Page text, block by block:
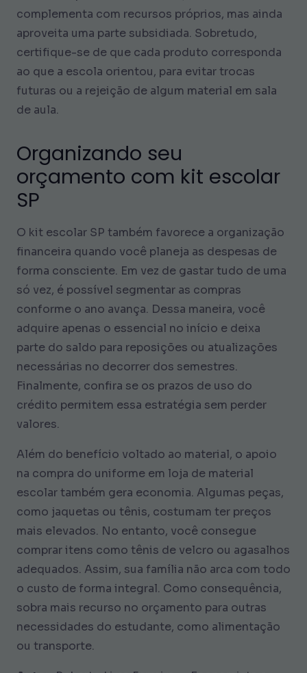
complementa com recursos próprios, mas ainda
aproveita uma parte subsidiada. Sobretudo,
certifique-se de que cada produto corresponda
ao que a escola orientou, para evitar trocas
futuras ou a rejeição de algum material em sala
de aula.
Organizando seu
orçamento com kit escolar
SP
O kit escolar SP também favorece a organização
financeira quando você planeja as despesas de
forma consciente. Em vez de gastar tudo de uma
só vez, é possível segmentar as compras
conforme o ano avança. Dessa maneira, você
adquire apenas o essencial no início e deixa
parte do saldo para reposições ou atualizações
necessárias no decorrer dos semestres.
Finalmente, confira se os prazos de uso do
crédito permitem essa estratégia sem perder
valores.
Além do benefício voltado ao material, o apoio
na compra do uniforme em loja de material
escolar também gera economia. Algumas peças,
como jaquetas ou tênis, costumam ter preços
mais elevados. No entanto, você consegue
comprar itens como tênis de velcro ou agasalhos
adequados. Assim, sua família não arca com todo
o custo de forma integral. Como consequência,
sobra mais recurso no orçamento para outras
necessidades do estudante, como alimentação
ou transporte.